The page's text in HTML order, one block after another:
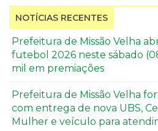
NOTÍCIAS RECENTES
Prefeitura de Missão Velha
futebol 2026 neste sábado
mil em premiações
Prefeitura de Missão Velha
com entrega de nova UBS,
Mulher e veículo para